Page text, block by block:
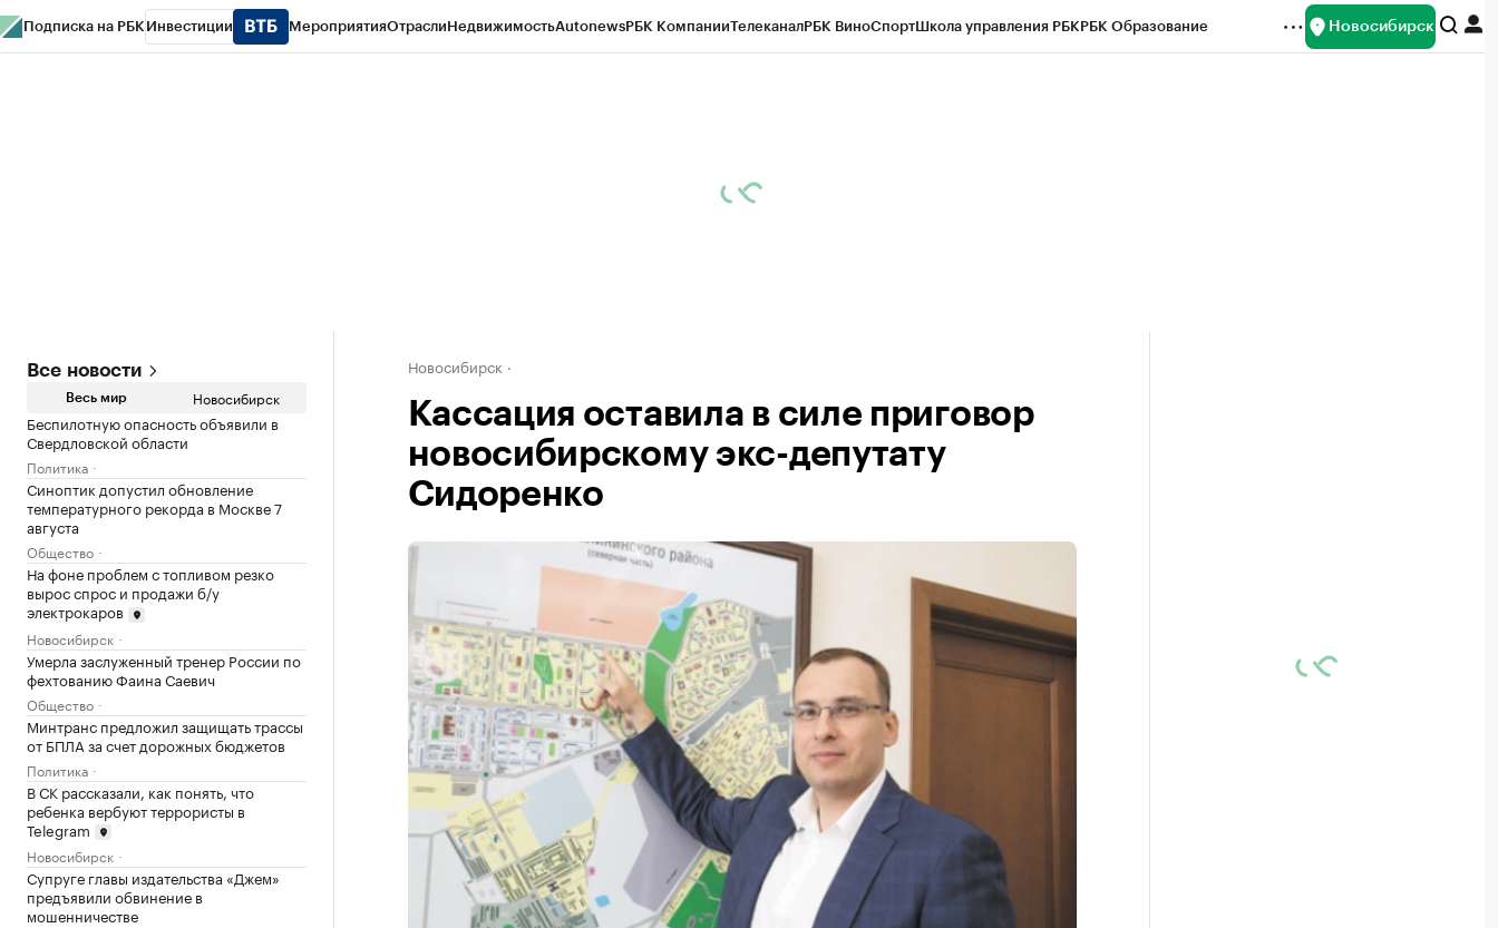
Подписка на РБК Инвестиции МероприятияОтраслиНедвижимостьAutonewsРБК КомпанииТелеканалРБК ВиноСпортШкола управления РБКРБК Образование Новосибирск
Все новости
Весь мир Новосибирск
Беспилотную опасность объявили в
Свердловской области
Политика
Синоптик допустил обновление
температурного рекорда в Москве 7
августа
Общество
На фоне проблем с топливом резко
вырос спрос и продажи б/у
электрокаров
Новосибирск
Умерла заслуженный тренер России по
фехтованию Фаина Саевич
Общество
Минтранс предложил защищать трассы
от БПЛА за счет дорожных бюджетов
Политика
В СК рассказали, как понять, что
ребенка вербуют террористы в
Telegram
Новосибирск
Супруге главы издательства «Джем»
предъявили обвинение в
мошенничестве
Новосибирск
Кассация оставила в силе приговор
новосибирскому экс-депутату
Сидоренко